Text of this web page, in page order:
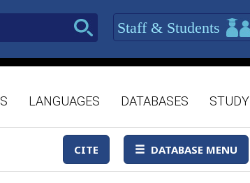
Staff & Students
LANGUAGES DATABASES STUDY
CITE DATABASE MENU